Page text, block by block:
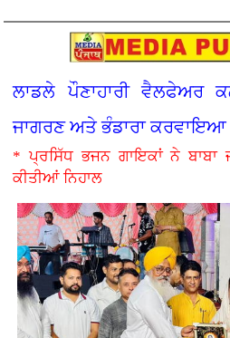
ਲਾਡਲੇ ਪੌਣਾਹਾਰੀ ਵੈਲਫੇਅਰ
ਜਾਗਰਣ ਅਤੇ ਭੰਡਾਰਾ ਕਰਵਾਇਆ
* ਪ੍ਰਸਿੱਧ ਭਜਨ ਗਾਇਕਾਂ ਨੇ ਬਾਬਾ
ਕੀਤੀਆਂ ਨਿਹਾਲ